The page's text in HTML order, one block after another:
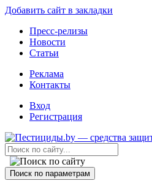
Добавить сайт в закладки
Пресс-релизы
Новости
Статьи
Реклама
Контакты
Вход
Регистрация
Поиск по параметрам